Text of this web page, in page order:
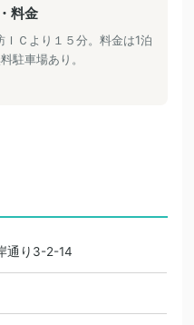
料金
ＩＣより１５分。料金は1泊
駐車場あり。
通り3-2-14